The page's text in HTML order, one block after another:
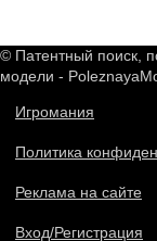
© Патентный поиск,
модели -
Игромания
Политика
Реклама на сайте
Вход/Регистрация